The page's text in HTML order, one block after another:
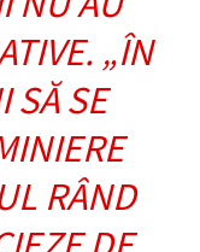
„ÎN
SĂ SE
RÂND